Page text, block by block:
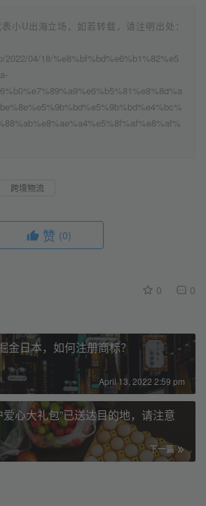
小U出海立场，如若转载，请注明出处：
2022/04/18/%e8%bf%bd%e6%b1%82%e5
跨境物流
赞 (0)
0 0
金日本，如何注册商标？
April 13, 2022 2:59 pm
心大礼包”已送达目的地，请注意
下一篇